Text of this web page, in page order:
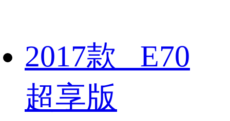
2017款 E70
超享版